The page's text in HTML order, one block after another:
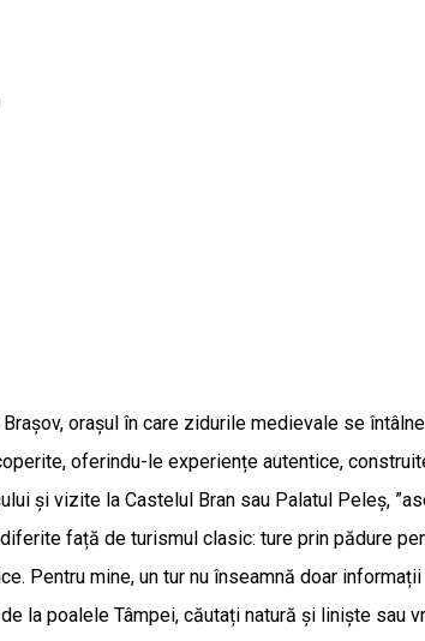
orașul în care zidurile medievale se
oferindu-le experiențe autentice,
și vizite la Castelul Bran sau Palatul Peleș,
față de turismul clasic: ture prin pădure
Pentru mine, un tur nu înseamnă doar
la poalele Tâmpei, căutați natură și liniște